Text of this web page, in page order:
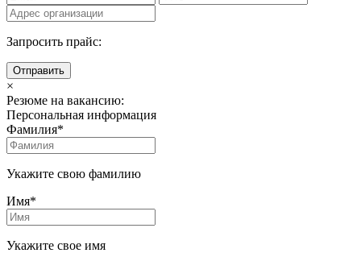
Запросить прайс:
Отправить
×
Резюме на вакансию:
Персональная информация
Фамилия*
Укажите свою фамилию
Имя*
Укажите свое имя